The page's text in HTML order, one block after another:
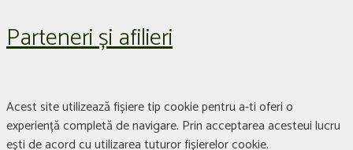
Parteneri și afilieri
Acest site utilizează fișiere tip cookie pentru a-ti oferi o
experiență completă de navigare. Prin acceptarea acesteui lucru
ești de acord cu utilizarea tuturor fișierelor cookie.